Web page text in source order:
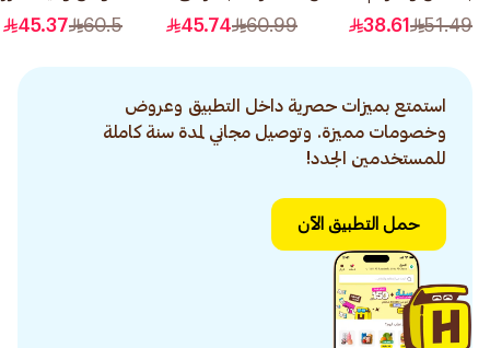
51.49
38.61
مل
60.99
45.74
500مل
60.5
45.37
استمتع بميزات حصرية داخل التطبيق وعروض
وخصومات مميزة. وتوصيل مجاني لمدة سنة كاملة
للمستخدمين الجدد!
حمل التطبيق الآن